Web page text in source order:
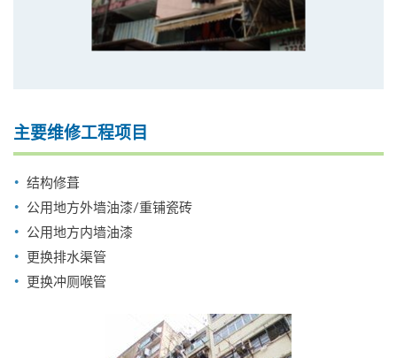
主要维修工程项目
结构修葺
公用地方外墙油漆/重铺瓷砖
公用地方内墙油漆
更换排水渠管
更换冲厕喉管